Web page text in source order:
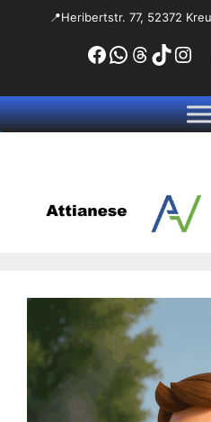
📍Heribertstr. 77, 52372
Facebook
Threads